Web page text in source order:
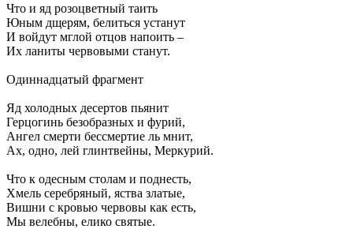
Что и яд розоцветный таить
Юным дщерям, белиться устанут
И войдут мглой отцов напоить –
Их ланиты червовыми станут.
Одиннадцатый фрагмент
Яд холодных десертов пьянит
Герцогинь безобразных и фурий,
Ангел смерти бессмертие ль мнит,
Ах, одно, лей глинтвейны, Меркурий.
Что к одесным столам и поднесть,
Хмель серебряный, яства златые,
Вишни с кровью червовы как есть,
Мы велебны, елико святые.